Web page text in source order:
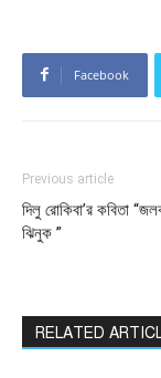
Facebook
Previous article
দিলু রোকিবা’র কবিতা
ঝিনুক ”
RELATED